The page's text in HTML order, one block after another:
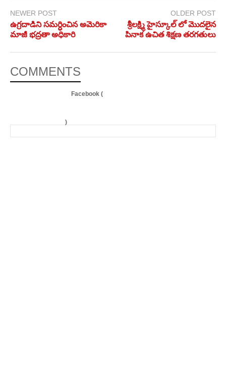
NEWER POST
ఉగ్రదాడిని సమర్ధించిన అమెరికా
మాజీ భద్రతా అధికారి
OLDER POST
శ్రీలక్ష్మి హైస్కూల్ లో మొదలైన
పినాక ఉచిత శిక్షణ తరగతులు
COMMENTS
Facebook (
)